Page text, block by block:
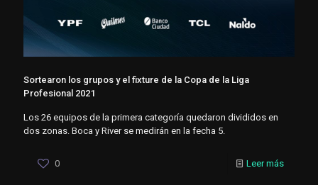
Sortearon los grupos y el fixture de la Copa de la Liga
Profesional 2021
Los 26 equipos de la primera categoría quedaron divididos en
dos zonas. Boca y River se medirán en la fecha 5.
0 Leer más